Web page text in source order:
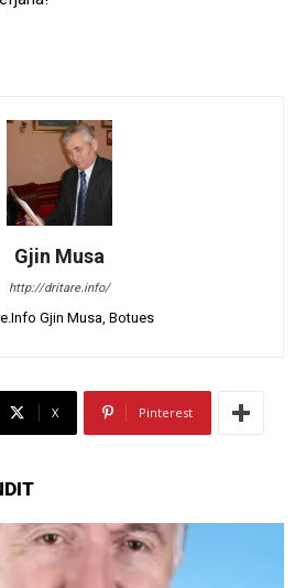
Gjin Musa
http://dritare.info/
Gjin Musa, Botues
X Pinterest